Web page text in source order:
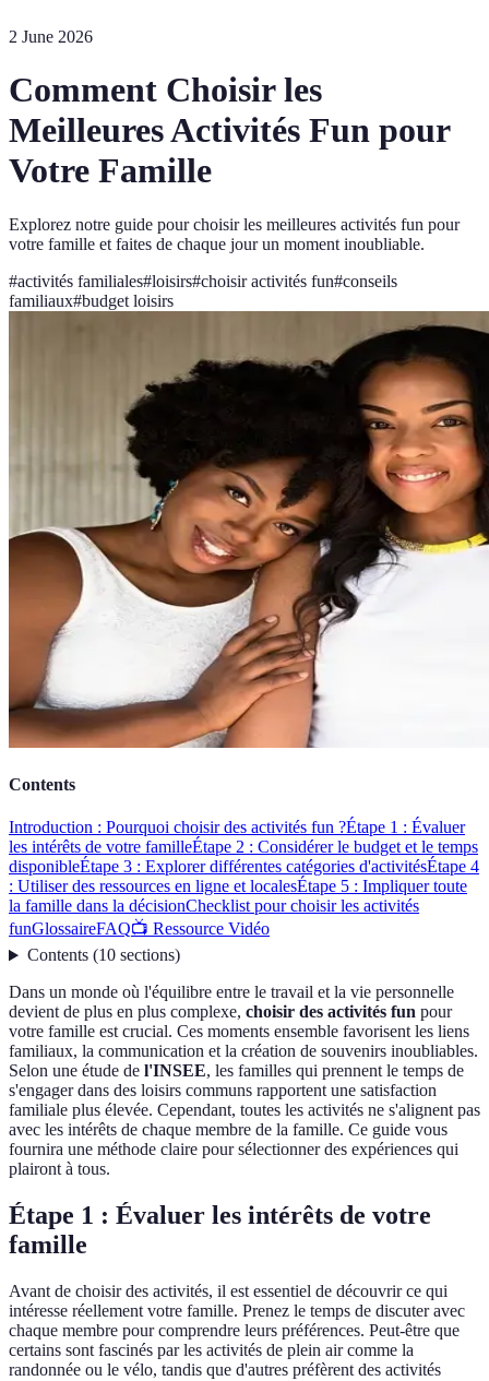
2 June 2026
Comment Choisir les
Meilleures Activités Fun pour
Votre Famille
Explorez notre guide pour choisir les meilleures activités fun pour
votre famille et faites de chaque jour un moment inoubliable.
#activités familiales#loisirs#choisir activités fun#conseils
familiaux#budget loisirs
Contents
Introduction : Pourquoi choisir des activités fun ?Étape 1 : Évaluer
les intérêts de votre familleÉtape 2 : Considérer le budget et le temps
disponibleÉtape 3 : Explorer différentes catégories d'activitésÉtape 4
: Utiliser des ressources en ligne et localesÉtape 5 : Impliquer toute
la famille dans la décisionChecklist pour choisir les activités
funGlossaireFAQ📺 Ressource Vidéo
Contents(10 sections)
Dans un monde où l'équilibre entre le travail et la vie personnelle
devient de plus en plus complexe, choisir des activités fun pour
votre famille est crucial. Ces moments ensemble favorisent les liens
familiaux, la communication et la création de souvenirs inoubliables.
Selon une étude de l'INSEE, les familles qui prennent le temps de
s'engager dans des loisirs communs rapportent une satisfaction
familiale plus élevée. Cependant, toutes les activités ne s'alignent pas
avec les intérêts de chaque membre de la famille. Ce guide vous
fournira une méthode claire pour sélectionner des expériences qui
plairont à tous.
Étape 1 : Évaluer les intérêts de votre
famille
Avant de choisir des activités, il est essentiel de découvrir ce qui
intéresse réellement votre famille. Prenez le temps de discuter avec
chaque membre pour comprendre leurs préférences. Peut-être que
certains sont fascinés par les activités de plein air comme la
randonnée ou le vélo, tandis que d'autres préfèrent des activités